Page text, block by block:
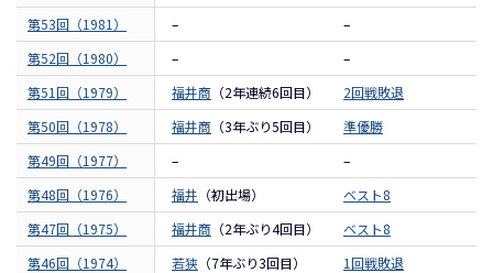
第53回（1981）
–
–
第52回（1980）
–
–
第51回（1979）
福井商 （2年連続6回目）
2回戦敗退
第50回（1978）
福井商 （3年ぶり5回目）
準優勝
第49回（1977）
–
–
第48回（1976）
福井 （初出場）
ベスト8
第47回（1975）
福井商 （2年ぶり4回目）
ベスト8
第46回（1974）
若狭 （7年ぶり3回目）
1回戦敗退